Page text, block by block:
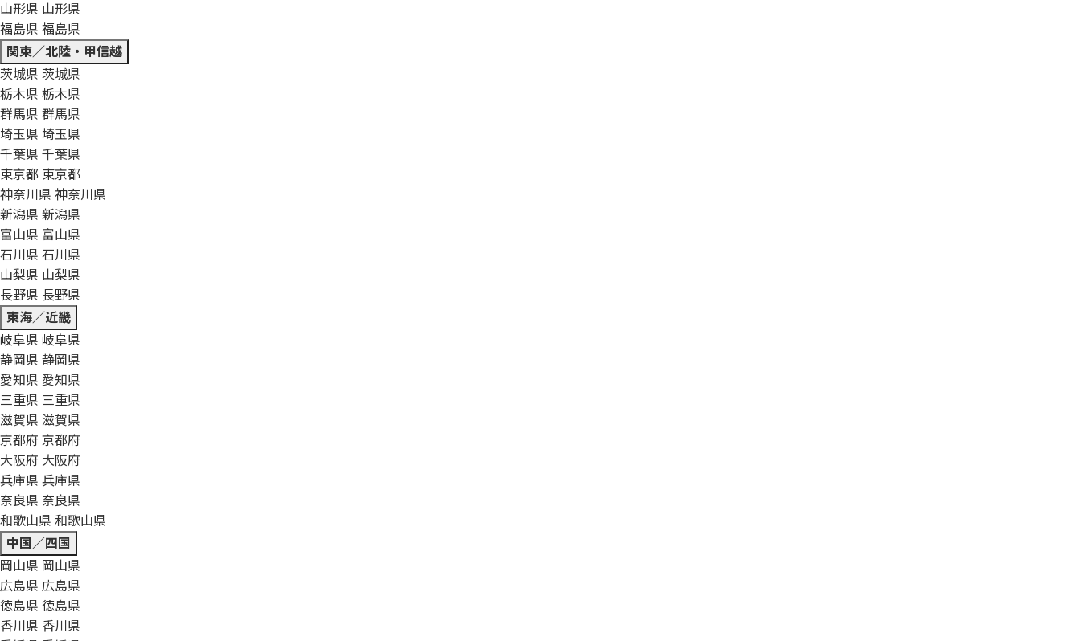
山形県 山形県
福島県 福島県
関東／北陸・甲信越
茨城県 茨城県
栃木県 栃木県
群馬県 群馬県
埼玉県 埼玉県
千葉県 千葉県
東京都 東京都
神奈川県 神奈川県
新潟県 新潟県
富山県 富山県
石川県 石川県
山梨県 山梨県
長野県 長野県
東海／近畿
岐阜県 岐阜県
静岡県 静岡県
愛知県 愛知県
三重県 三重県
滋賀県 滋賀県
京都府 京都府
大阪府 大阪府
兵庫県 兵庫県
奈良県 奈良県
和歌山県 和歌山県
中国／四国
岡山県 岡山県
広島県 広島県
徳島県 徳島県
香川県 香川県